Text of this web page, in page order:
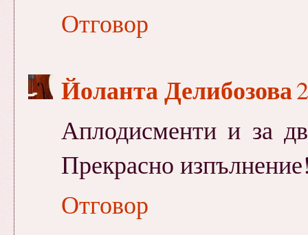
Отговор
Йоланта Делибозова
Аплодисменти и за
Прекрасно
Отговор